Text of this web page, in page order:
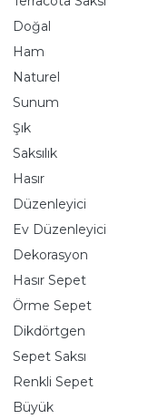
Doğal
Ham
Naturel
Sunum
Şık
Saksılık
Hasır
Düzenleyici
Ev Düzenleyici
Dekorasyon
Hasır Sepet
Örme Sepet
Dikdörtgen
Sepet Saksı
Renkli Sepet
Büyük